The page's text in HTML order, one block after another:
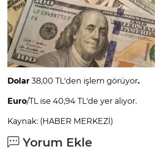
Dolar 38,00 TL'den işlem görüyor.
Euro/TL ise 40,94 TL'de yer alıyor.
Kaynak: (HABER MERKEZİ)
Yorum Ekle